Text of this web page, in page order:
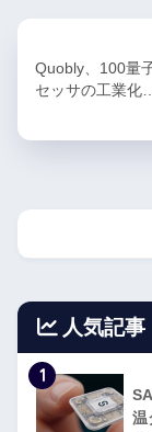
Quobly、100量
セッサの工業化…
人気記事
1
温